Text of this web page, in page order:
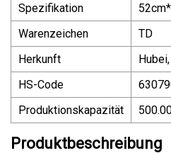
Spezifikation
Warenzeichen
TD
Herkunft
HS-Code
Produktionskapazität
Produktbeschreibung